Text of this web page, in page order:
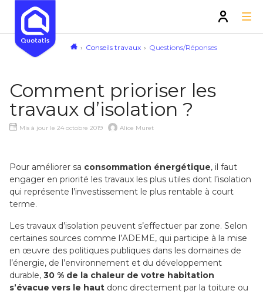
Conseils travaux Questions/Réponses
Comment prioriser les
travaux d’isolation ?
Mis à jour le 24 octobre 2019 Alice Muret
Pour améliorer sa consommation énergétique, il faut
engager en priorité les travaux les plus utiles dont l’isolation
qui représente l’investissement le plus rentable à court
terme.
Les travaux d’isolation peuvent s’effectuer par zone. Selon
certaines sources comme l’ADEME, qui participe à la mise
en œuvre des politiques publiques dans les domaines de
l’énergie, de l’environnement et du développement
durable, 30 % de la chaleur de votre habitation
s’évacue vers le haut donc directement par la toiture ou